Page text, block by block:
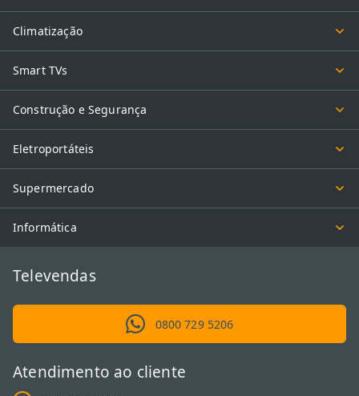
Climatização
Smart TVs
Construção e Segurança
Eletroportáteis
Supermercado
Informática
Televendas
0800 729 5206
Atendimento ao cliente